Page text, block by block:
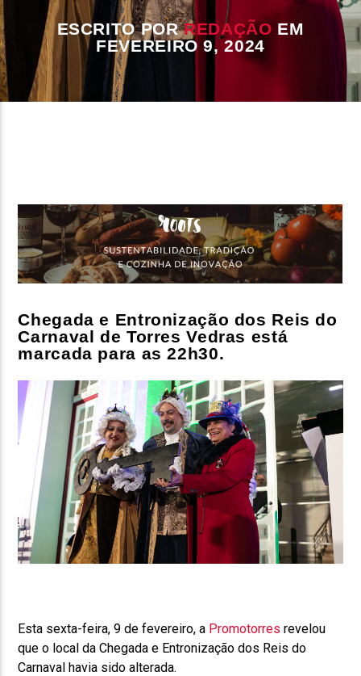
FAIXA ATUAL
TÍTULO
ARTISTA
ESCRITO PORREDAÇÃO EM
FEVEREIRO 9, 2024
Chegada e Entronização dos Reis do
Carnaval de Torres Vedras está
marcada para as 22h30.
Esta sexta-feira, 9 de fevereiro, a Promotorres revelou
que o local da Chegada e Entronização dos Reis do
Carnaval havia sido alterada.